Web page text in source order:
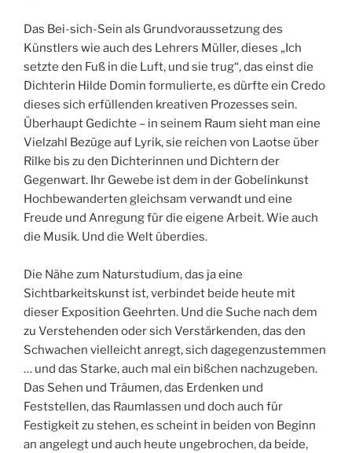
Das Bei-sich-Sein als Grundvoraussetzung des
Künstlers wie auch des Lehrers Müller, dieses „Ich
setzte den Fuß in die Luft, und sie trug“, das einst die
Dichterin Hilde Domin formulierte, es dürfte ein Credo
dieses sich erfüllenden kreativen Prozesses sein.
Überhaupt Gedichte – in seinem Raum sieht man eine
Vielzahl Bezüge auf Lyrik, sie reichen von Laotse über
Rilke bis zu den Dichterinnen und Dichtern der
Gegenwart. Ihr Gewebe ist dem in der Gobelinkunst
Hochbewanderten gleichsam verwandt und eine
Freude und Anregung für die eigene Arbeit. Wie auch
die Musik. Und die Welt überdies.
Die Nähe zum Naturstudium, das ja eine
Sichtbarkeitskunst ist, verbindet beide heute mit
dieser Exposition Geehrten. Und die Suche nach dem
zu Verstehenden oder sich Verstärkenden, das den
Schwachen vielleicht anregt, sich dagegenzustemmen
… und das Starke, auch mal ein bißchen nachzugeben.
Das Sehen und Träumen, das Erdenken und
Feststellen, das Raumlassen und doch auch für
Festigkeit zu stehen, es scheint in beiden von Beginn
an angelegt und auch heute ungebrochen, da beide,